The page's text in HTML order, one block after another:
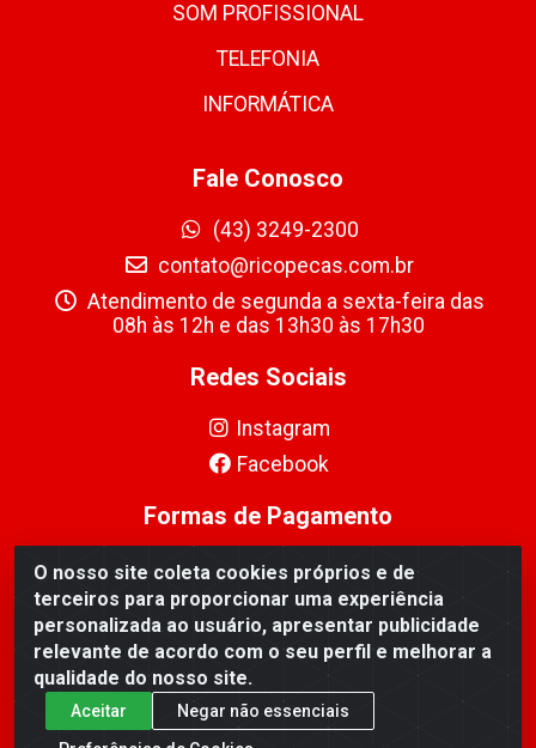
O nosso site coleta cookies próprios e de
terceiros para proporcionar uma experiência
personalizada ao usuário, apresentar publicidade
relevante de acordo com o seu perfil e melhorar a
qualidade do nosso site.
Aceitar
Negar não essenciais
SOM PROFISSIONAL
TELEFONIA
INFORMÁTICA
Fale Conosco
(43) 3249-2300
contato@ricopecas.com.br
Atendimento de segunda a sexta-feira das
08h às 12h e das 13h30 às 17h30
Redes Sociais
Instagram
Facebook
Formas de Pagamento
Ricopeças Comércio de componentes Eletrônicos Ltda -
Rua Alicio Francisco Mafra, 968 - Jardim Taroba,
Cambé/PR - CEP 86.191-390 - CNPJ 06.241.208/0001-
89